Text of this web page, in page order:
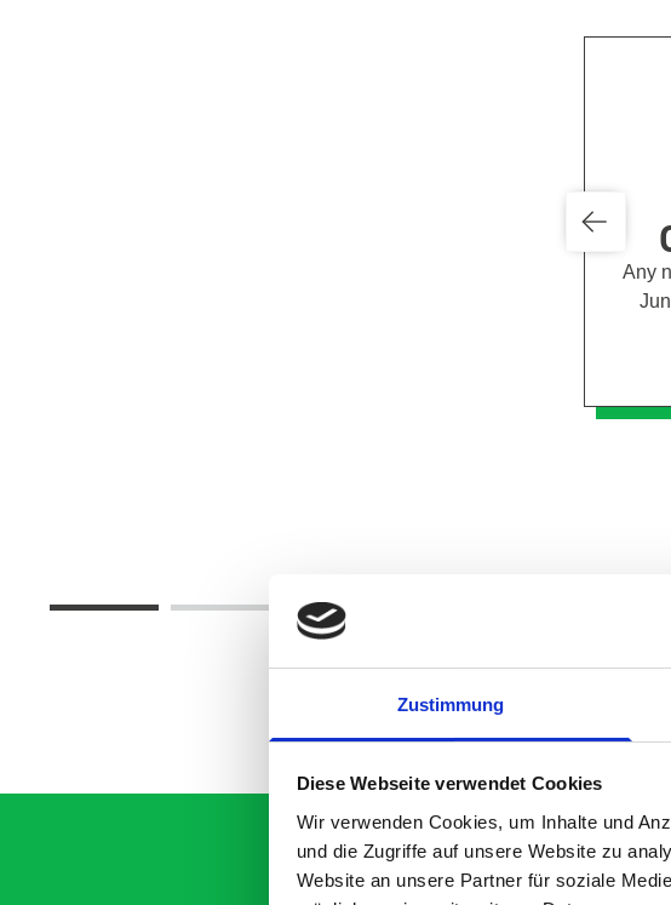
Zustimmung
Diese Webseite verwendet Cookies
Wir verwenden Cookies, um Inhalte und
und die Zugriffe auf unsere Website zu
Website an unsere Partner für soziale
Any